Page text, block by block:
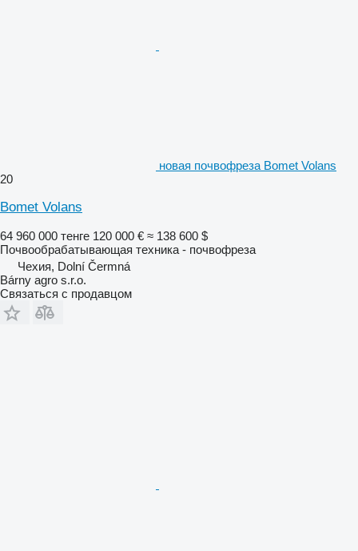
новая почвофреза Bomet Volans
20
Bomet Volans
64 960 000 тенге 120 000 € ≈ 138 600 $
Почвообрабатывающая техника - почвофреза
Чехия, Dolní Čermná
Bárny agro s.r.o.
Связаться с продавцом